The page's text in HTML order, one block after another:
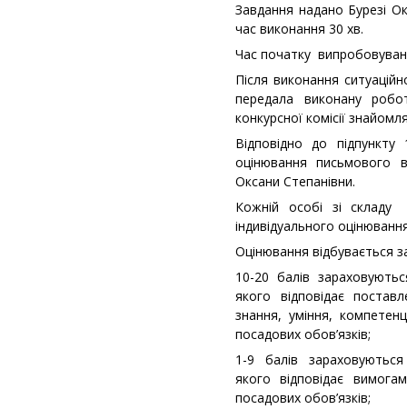
Завдання надано Бурезі
час виконання 30 хв.
Час початку
Після виконання
передала виконану
конкурсної комісії
Відповідно до
оцінювання письмового
Оксани Степанівни.
Кожній особі зі складу
індивідуального
Оцінювання відбувається
10-20 балів
якого відповідає
знання, уміння,
посадових обов’язків;
1-9 балів
якого відповідає
посадових обов’язків;